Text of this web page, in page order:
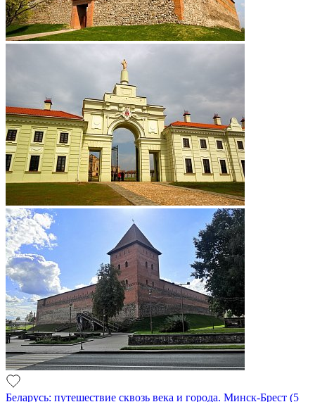
Беларусь: путешествие сквозь века и города. Минск-Брест (5